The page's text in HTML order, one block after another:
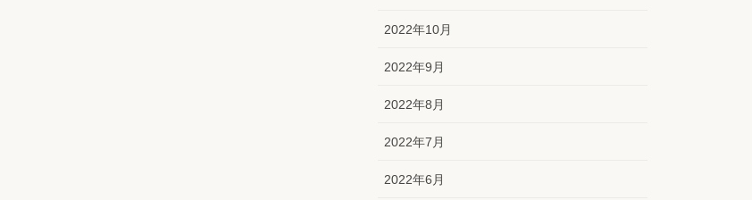
2022年10月
2022年9月
2022年8月
2022年7月
2022年6月